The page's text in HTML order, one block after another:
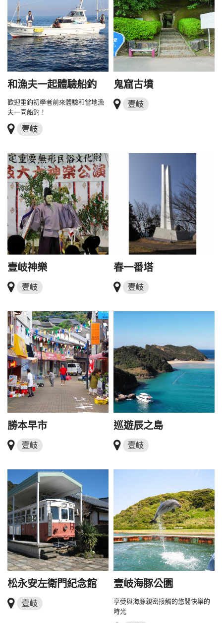
和漁夫一起體驗船釣
歡迎垂釣初學者前來體驗和當地漁
夫一同船釣！
壹岐
鬼窟古墳
壹岐
壹岐神樂
壹岐
春一番塔
壹岐
勝本早市
壹岐
巡遊辰之島
壹岐
松永安左衛門紀念館
壹岐
壹岐海豚公園
享受與海豚親密接觸的悠閒快樂的
時光